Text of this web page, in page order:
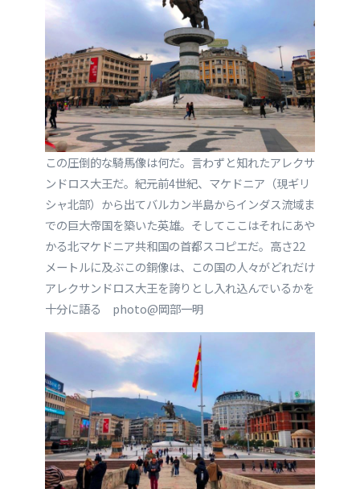
この圧倒的な騎馬像は何だ。言わずと知れたアレクサ
ンドロス大王だ。紀元前4世紀、マケドニア（現ギリ
シャ北部）から出てバルカン半島からインダス流域ま
での巨大帝国を築いた英雄。そしてここはそれにあや
かる北マケドニア共和国の首都スコピエだ。高さ22
メートルに及ぶこの銅像は、この国の人々がどれだけ
アレクサンドロス大王を誇りとし入れ込んでいるかを
十分に語る photo@岡部一明